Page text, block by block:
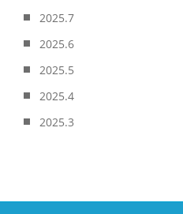
2025.7
2025.6
2025.5
2025.4
2025.3